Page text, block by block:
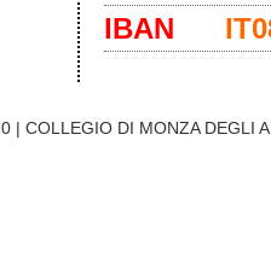
IBAN
| COLLEGIO DI MONZA DEGLI